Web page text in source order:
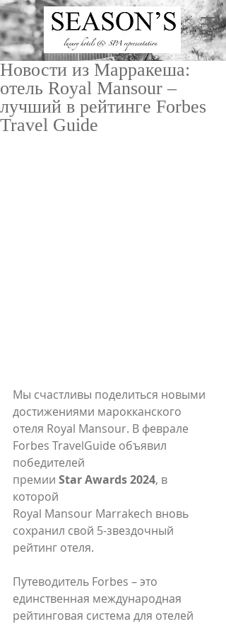
Новости из Марракеша:
отель Royal Mansour –
лучший в рейтинге Forbes
Travel Guide
Мы счастливы поделиться новыми
достижениями марокканского
отеля Royal Mansour. В феврале
Forbes TravelGuide объявил
победителей
премии Star Awards 2024, в
которой
Royal Mansour Marrakech вновь
сохранил свой 5-звездочный
рейтинг отеля.
Путеводитель Forbes – это
единственная международная
рейтинговая система для отелей